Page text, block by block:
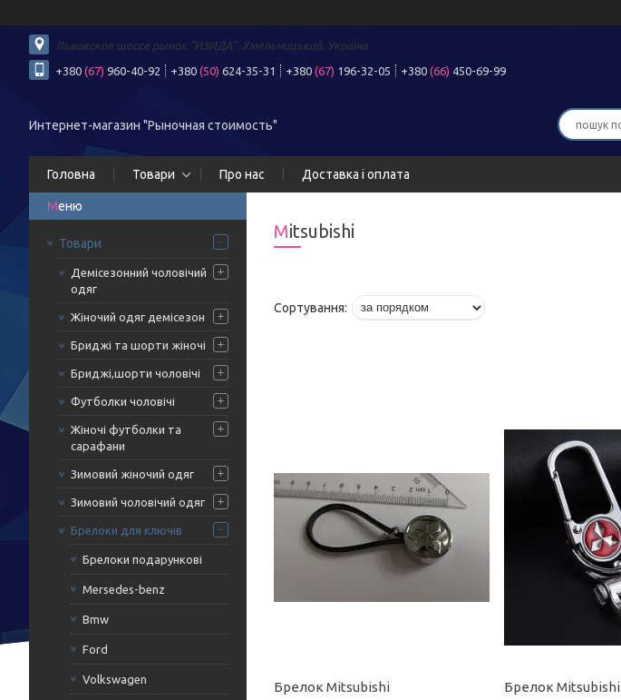
Львовское шоссе рынок "ИЗИДА", Хмельницький, Україна
+380 (67) 960-40-92 +380 (50) 624-35-31 +380 (67) 196-32-05 +380 (66) 450-69-99
Интернет-магазин "Рыночная стоимость"
Головна Товари Про нас Доставка і оплата
Товари
Демісезонний чоловічий
одяг
Жіночий одяг демісезон
Бриджі та шорти жіночі
Бриджі,шорти чоловічі
Футболки чоловічі
Жіночі футболки та
сарафани
Зимовий жіночий одяг
Зимовий чоловічий одяг
Брелоки для ключів
Брелоки подарункові
Mersedes-benz
Bmw
Ford
Volkswagen
Mitsubishi
Брелок Mitsubishi Брелок Mitsubishi